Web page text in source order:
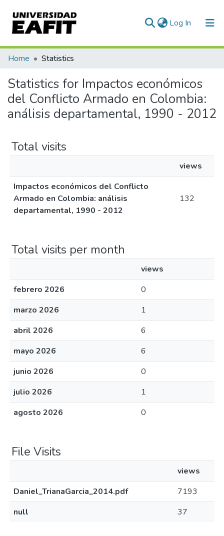
Log In (current)
Communities & Collections
All of DSpace
Home Statistics
Statistics for Impactos económicos
del Conflicto Armado en Colombia:
análisis departamental, 1990 - 2012
Total visits
views
Impactos económicos del Conflicto
Armado en Colombia: análisis
departamental, 1990 - 2012
132
Total visits per month
views
febrero 2026
0
marzo 2026
1
abril 2026
6
mayo 2026
6
junio 2026
0
julio 2026
1
agosto 2026
0
File Visits
views
Daniel_TrianaGarcia_2014.pdf
7193
null
37